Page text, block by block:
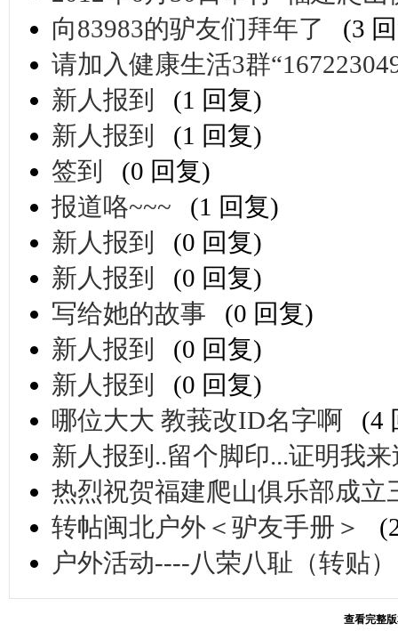
向83983的驴友们拜年了
(3
请加入健康生活3群
新人报到
(1 回复)
新人报到
(1 回复)
签到
(0 回复)
报道咯~~~
(1 回复)
新人报到
(0 回复)
新人报到
(0 回复)
写给她的故事
(0 回复)
新人报到
(0 回复)
新人报到
(0 回复)
哪位大大 教莪改ID名字啊
(4
新人报到..留个脚印...证明我来
热烈祝贺福建爬山俱乐部成立
转帖闽北户外＜驴友手册＞
户外活动----八荣八耻（转贴）
查看完整